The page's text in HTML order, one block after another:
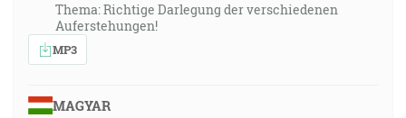
Thema: Richtige Darlegung der verschiedenen
Auferstehungen!
MP3
MAGYAR